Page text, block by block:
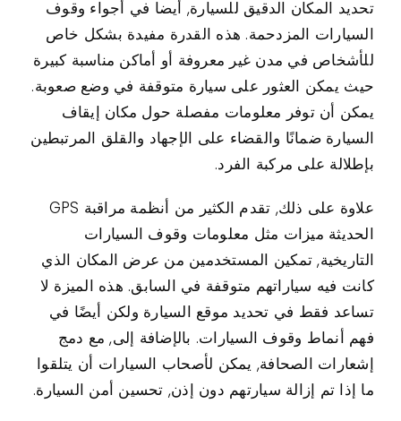
تحديد المكان الدقيق للسيارة, أيضا في أجواء وقوف
السيارات المزدحمة. هذه القدرة مفيدة بشكل خاص
للأشخاص في مدن غير معروفة أو أماكن مناسبة كبيرة
حيث يمكن العثور على سيارة متوقفة في وضع صعوبة.
يمكن أن توفر معلومات مفصلة حول مكان إيقاف
السيارة ضمانًا والقضاء على الإجهاد والقلق المرتبطين
بإطلالة على مركبة الفرد.
علاوة على ذلك, تقدم الكثير من أنظمة مراقبة GPS
الحديثة ميزات مثل معلومات وقوف السيارات
التاريخية, تمكين المستخدمين من عرض المكان الذي
كانت فيه سياراتهم متوقفة في السابق. هذه الميزة لا
تساعد فقط في تحديد موقع السيارة ولكن أيضًا في
فهم أنماط وقوف السيارات. بالإضافة إلى, مع دمج
إشعارات الصحافة, يمكن لأصحاب السيارات أن يتلقوا
ما إذا تم إزالة سيارتهم دون إذن, تحسين أمن السيارة.